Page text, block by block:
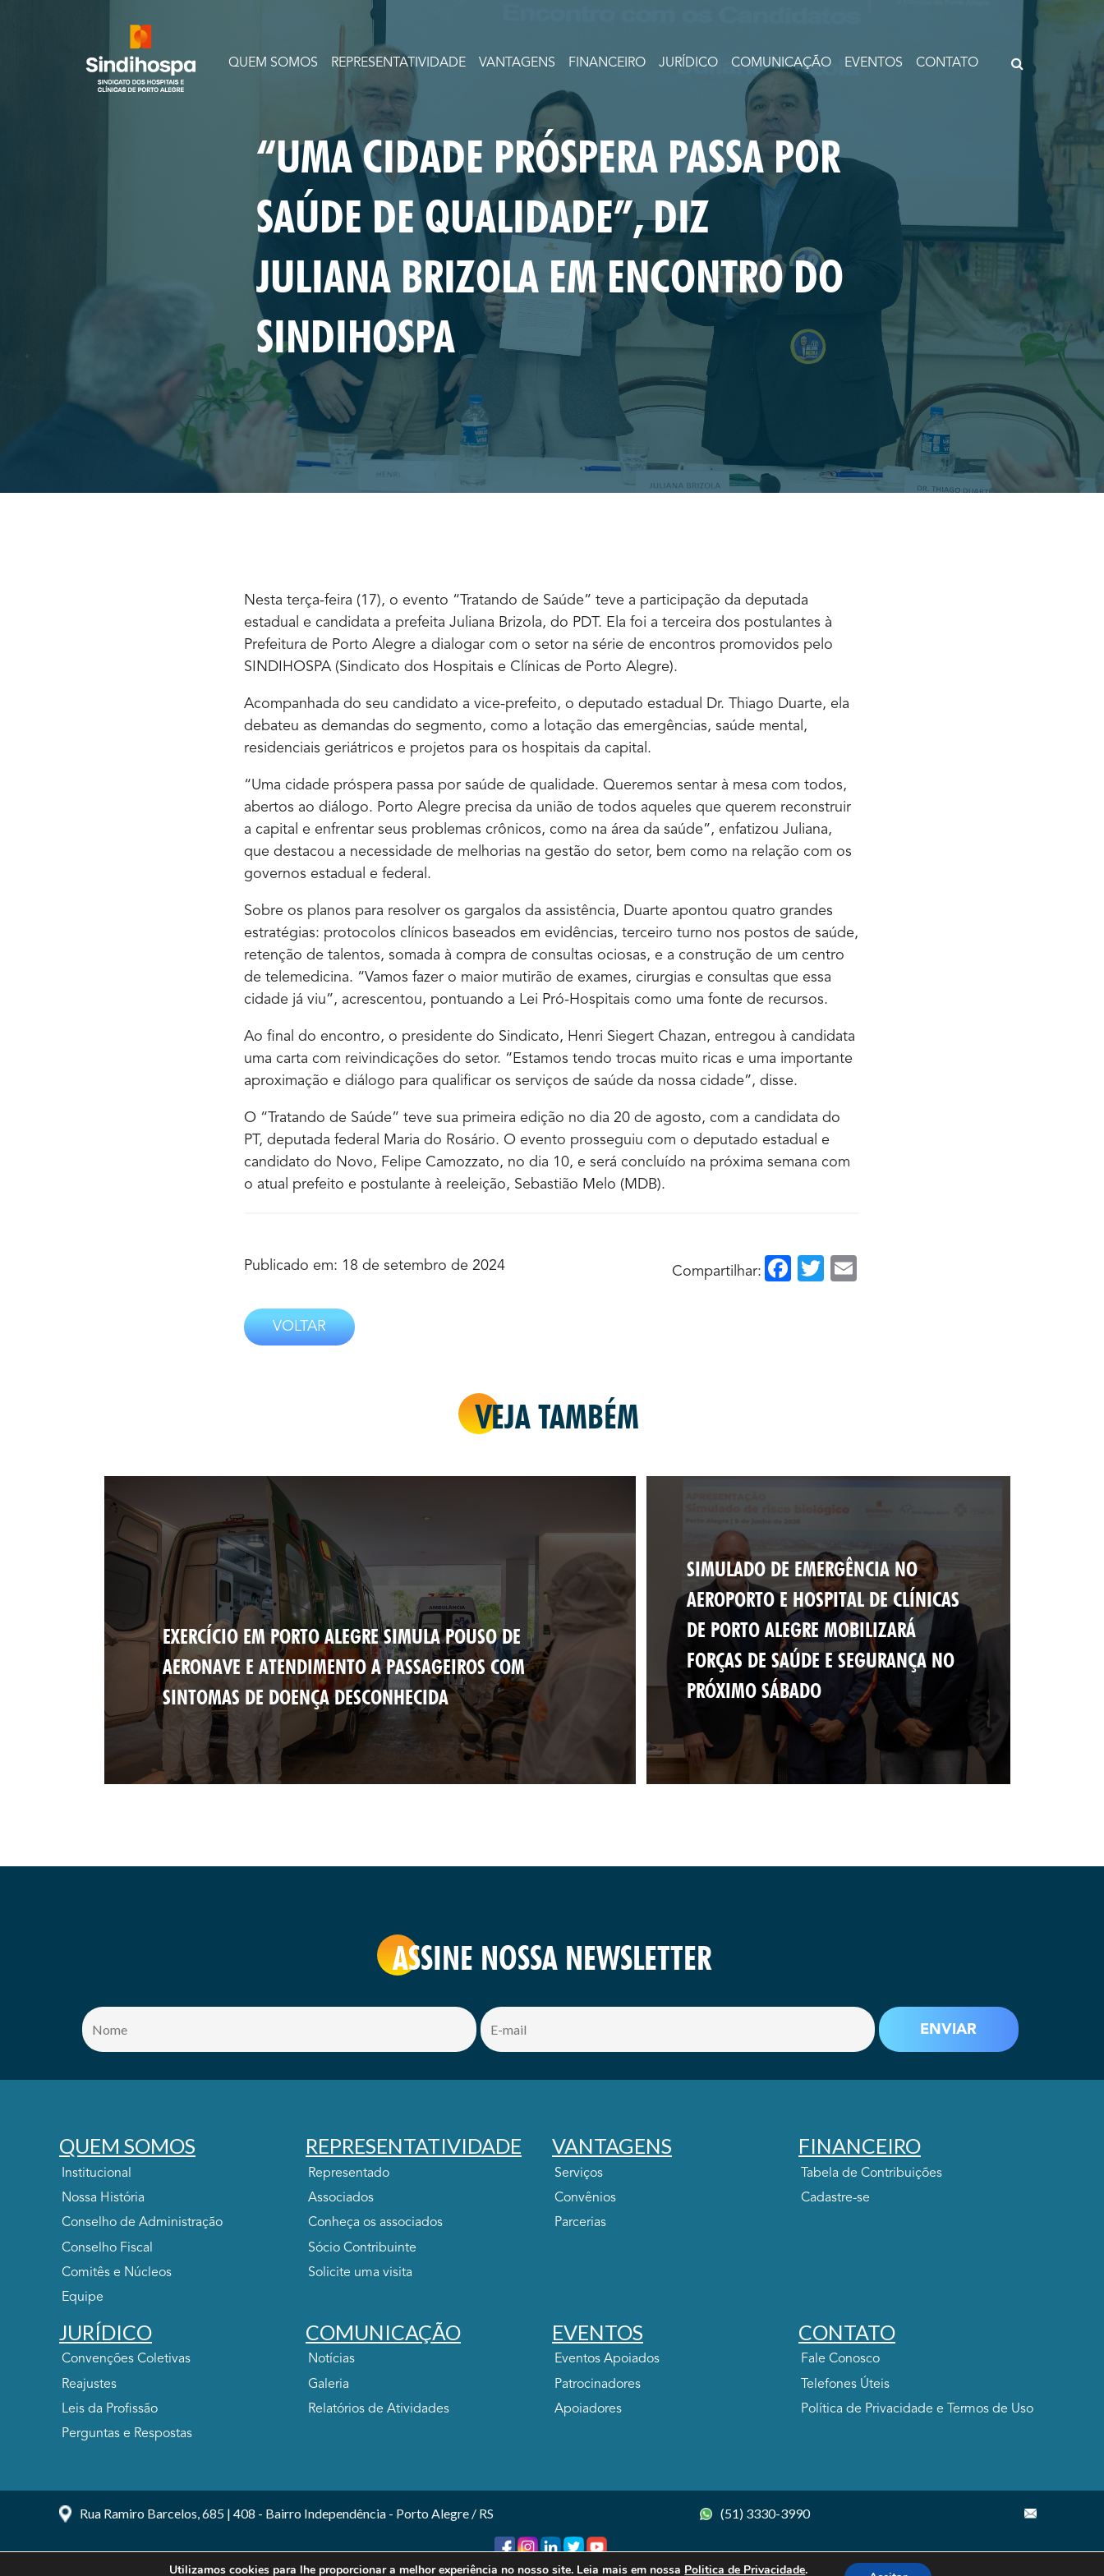
QUEM SOMOS REPRESENTATIVIDADE VANTAGENS FINANCEIRO JURÍDICO COMUNICAÇÃO EVENTOS CONTATO
“UMA CIDADE PRÓSPERA PASSA POR
SAÚDE DE QUALIDADE”, DIZ
JULIANA BRIZOLA EM ENCONTRO DO
SINDIHOSPA
Nesta terça-feira (17), o evento “Tratando de Saúde” teve a participação da deputada
estadual e candidata a prefeita Juliana Brizola, do PDT. Ela foi a terceira dos postulantes à
Prefeitura de Porto Alegre a dialogar com o setor na série de encontros promovidos pelo
SINDIHOSPA (Sindicato dos Hospitais e Clínicas de Porto Alegre).
Acompanhada do seu candidato a vice-prefeito, o deputado estadual Dr. Thiago Duarte, ela
debateu as demandas do segmento, como a lotação das emergências, saúde mental,
residenciais geriátricos e projetos para os hospitais da capital.
“Uma cidade próspera passa por saúde de qualidade. Queremos sentar à mesa com todos,
abertos ao diálogo. Porto Alegre precisa da união de todos aqueles que querem reconstruir
a capital e enfrentar seus problemas crônicos, como na área da saúde”, enfatizou Juliana,
que destacou a necessidade de melhorias na gestão do setor, bem como na relação com os
governos estadual e federal.
Sobre os planos para resolver os gargalos da assistência, Duarte apontou quatro grandes
estratégias: protocolos clínicos baseados em evidências, terceiro turno nos postos de saúde,
retenção de talentos, somada à compra de consultas ociosas, e a construção de um centro
de telemedicina. “Vamos fazer o maior mutirão de exames, cirurgias e consultas que essa
cidade já viu”, acrescentou, pontuando a Lei Pró-Hospitais como uma fonte de recursos.
Ao final do encontro, o presidente do Sindicato, Henri Siegert Chazan, entregou à candidata
uma carta com reivindicações do setor. “Estamos tendo trocas muito ricas e uma importante
aproximação e diálogo para qualificar os serviços de saúde da nossa cidade”, disse.
O “Tratando de Saúde” teve sua primeira edição no dia 20 de agosto, com a candidata do
PT, deputada federal Maria do Rosário. O evento prosseguiu com o deputado estadual e
candidato do Novo, Felipe Camozzato, no dia 10, e será concluído na próxima semana com
o atual prefeito e postulante à reeleição, Sebastião Melo (MDB).
Publicado em: 18 de setembro de 2024 Compartilhar: Facebook
Twitter
VOLTAR
VEJA TAMBÉM
EXERCÍCIO EM PORTO ALEGRE SIMULA POUSO DE
AERONAVE E ATENDIMENTO A PASSAGEIROS COM
SINTOMAS DE DOENÇA DESCONHECIDA
SIMULADO DE EMERGÊNCIA NO
AEROPORTO E HOSPITAL DE CLÍNICAS
DE PORTO ALEGRE MOBILIZARÁ
FORÇAS DE SAÚDE E SEGURANÇA NO
PRÓXIMO SÁBADO
ASSINE NOSSA NEWSLETTER
QUEM SOMOS
Institucional
Nossa História
Conselho de Administração
Conselho Fiscal
Comitês e Núcleos
Equipe
REPRESENTATIVIDADE
Representado
Associados
Conheça os associados
Sócio Contribuinte
Solicite uma visita
VANTAGENS
Serviços
Convênios
Parcerias
FINANCEIRO
Tabela de Contribuições
Cadastre-se
JURÍDICO
Convenções Coletivas
Reajustes
Leis da Profissão
Perguntas e Respostas
COMUNICAÇÃO
Notícias
Galeria
Relatórios de Atividades
EVENTOS
Eventos Apoiados
Patrocinadores
Apoiadores
CONTATO
Fale Conosco
Telefones Úteis
Política de Privacidade e Termos de Uso
Rua Ramiro Barcelos, 685 | 408 - Bairro Independência - Porto Alegre / RS (51) 3330-3990
Utilizamos cookies para lhe proporcionar a melhor experiência no nosso site. Leia mais em nossa Politica de Privacidade.